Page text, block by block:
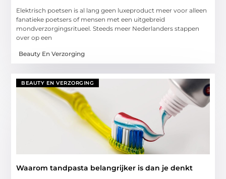
Elektrisch poetsen is al lang geen luxeproduct meer voor alleen
fanatieke poetsers of mensen met een uitgebreid
mondverzorgingsritueel. Steeds meer Nederlanders stappen
over op een
Beauty En Verzorging
BEAUTY EN VERZORGING
Waarom tandpasta belangrijker is dan je denkt